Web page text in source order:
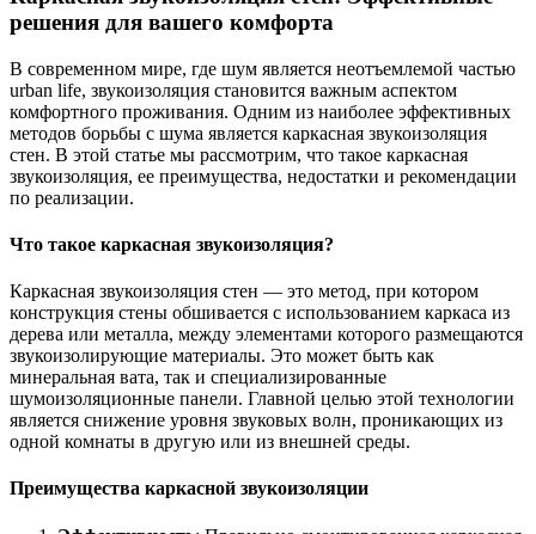
решения для вашего комфорта
В современном мире, где шум является неотъемлемой частью
urban life, звукоизоляция становится важным аспектом
комфортного проживания. Одним из наиболее эффективных
методов борьбы с шума является каркасная звукоизоляция
стен. В этой статье мы рассмотрим, что такое каркасная
звукоизоляция, ее преимущества, недостатки и рекомендации
по реализации.
Что такое каркасная звукоизоляция?
Каркасная звукоизоляция стен — это метод, при котором
конструкция стены обшивается с использованием каркаса из
дерева или металла, между элементами которого размещаются
звукоизолирующие материалы. Это может быть как
минеральная вата, так и специализированные
шумоизоляционные панели. Главной целью этой технологии
является снижение уровня звуковых волн, проникающих из
одной комнаты в другую или из внешней среды.
Преимущества каркасной звукоизоляции